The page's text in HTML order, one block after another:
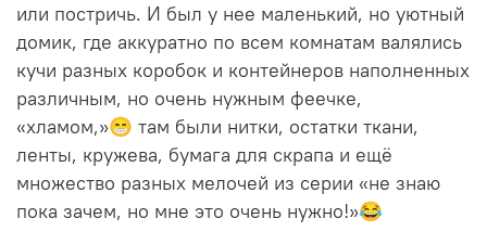
или постричь. И был у нее маленький, но уютный
домик, где аккуратно по всем комнатам валялись
кучи разных коробок и контейнеров наполненных
различным, но очень нужным феечке,
«хламом,»😁 там были нитки, остатки ткани,
ленты, кружева, бумага для скрапа и ещё
множество разных мелочей из серии «не знаю
пока зачем, но мне это очень нужно!»😂